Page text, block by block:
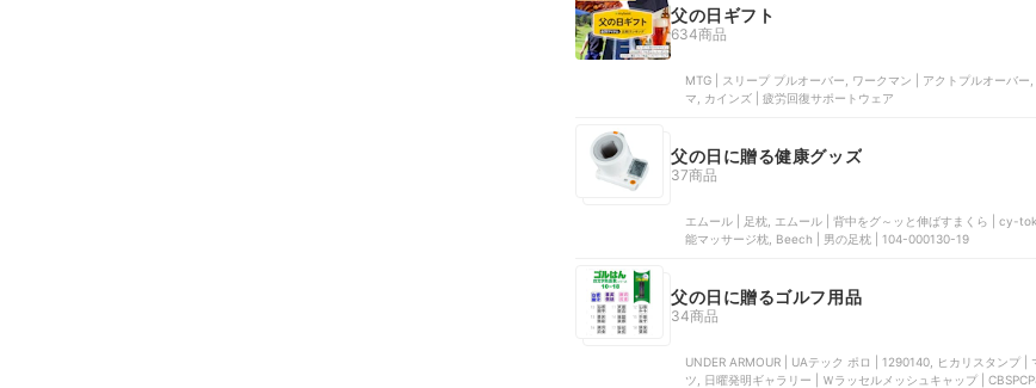
父の日ギフト
634商品
MTG | スリープ プルオーバー, ワークマン | アクトプルオーバ
マ, カインズ | 疲労回復サポートウェア
父の日に贈る健康グッズ
37商品
エムール | 足枕, エムール | 背中をグ～ッと伸ばすまくら | cy-
能マッサージ枕, Beech | 男の足枕 | 104-000130-19
父の日に贈るゴルフ用品
34商品
UNDER ARMOUR | UAテック ポロ | 1290140, ヒカリスタンプ
ツ, 日曜発明ギャラリー | Ｗラッセルメッシュキャップ |